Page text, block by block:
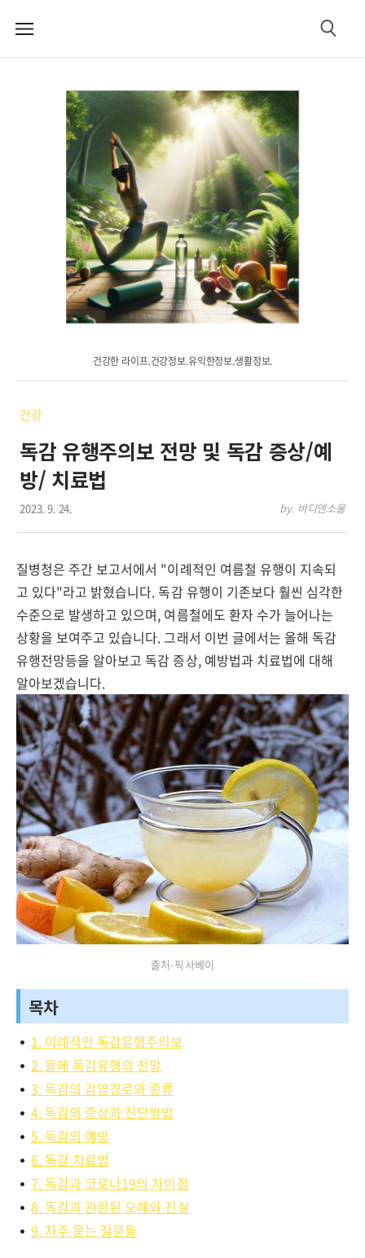
메
검
건강한 라이프.건강정보.유익한정보.생활정보.
건강
독감 유행주의보 전망 및 독감 증상/예
방/ 치료법
2023. 9. 24. by. 바디앤소울
질병청은 주간 보고서에서 "이례적인 여름철 유행이 지속되
고 있다"라고 밝혔습니다. 독감 유행이 기존보다 훨씬 심각한
수준으로 발생하고 있으며, 여름철에도 환자 수가 늘어나는
상황을 보여주고 있습니다. 그래서 이번 글에서는 올해 독감
유행전망등을 알아보고 독감 증상, 예방법과 치료법에 대해
알아보겠습니다.
출처-픽사베이
목차
1. 이례적인 독감유행주의보
2. 올해 독감유행의 전망
3. 독감의 감염경로와 종류
4. 독감의 증상과 진단방법
5. 독감의 예방
6. 독감 치료법
7. 독감과 코로나19의 차이점
8. 독감과 관련된 오해와 진실
9. 자주 묻는 질문들